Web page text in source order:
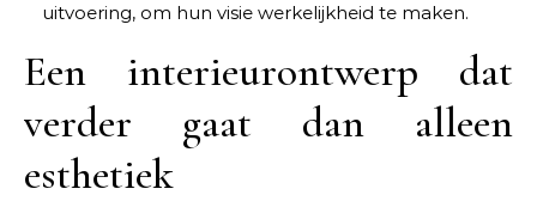
uitvoering, om hun visie werkelijkheid te maken.
Een interieurontwerp dat
verder gaat dan alleen
esthetiek